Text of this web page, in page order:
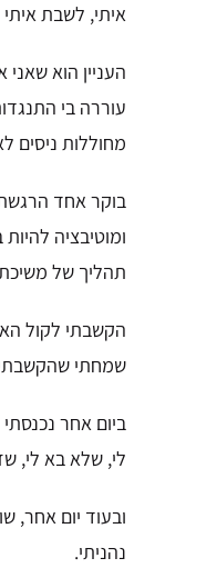
איתי, לשבת איתי
העניין הוא
עוררה בי
מחוללות ניסים
בוקר אחד
ומוטיבציה
תהליך של
הקשבתי לקול
שמחתי
ביום אחר
לי, שלא בא לי,
ובעוד יום אחר,
נהניתי.